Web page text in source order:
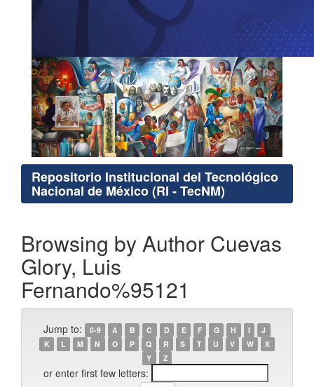
Repositorio Institucional del Tecnológico
Nacional de México (RI - TecNM)
Browsing by Author Cuevas
Glory, Luis
Fernando%95121
Jump to: 0-9 A B C D E F G H I
J
K
L M N O P Q R S T U V W
X
Y
Z
or enter first few letters: